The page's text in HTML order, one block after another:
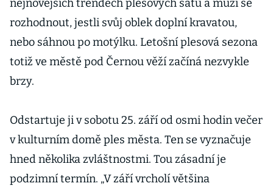
nejnovějších trendech plesových šatů a muži se
rozhodnout, jestli svůj oblek doplní kravatou,
nebo sáhnou po motýlku. Letošní plesová sezona
totiž ve městě pod Černou věží začíná nezvykle
brzy.
Odstartuje ji v sobotu 25. září od osmi hodin večer
v kulturním domě ples města. Ten se vyznačuje
hned několika zvláštnostmi. Tou zásadní je
podzimní termín. „V září vrcholí většina